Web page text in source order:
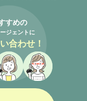
すめの
ジェントに
合わせ！